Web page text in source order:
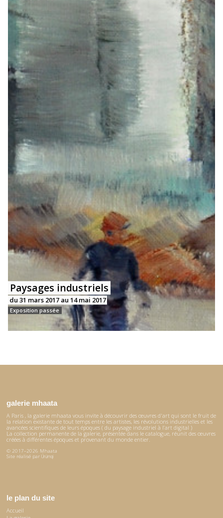
Paysages industriels
du 31 mars 2017 au 14 mai 2017
Exposition passée
galerie mhaata
A Paris , la galerie mhaata vous invite à découvrir des œuvres d'art qui sont le fruit de
la relation existante de tout temps entre les artistes, les révolutions industrielles et les
avancées scientifiques de leurs époques ( du paysage industriel à l’art digital )
La collection permanente de la galerie, présentée dans le catalogue, réunit des œuvres
créées à différentes époques et provenant du monde entier.
© 2017–2026 Mhaata
Site réalisé par Ürümqi
le plan du site
Accueil